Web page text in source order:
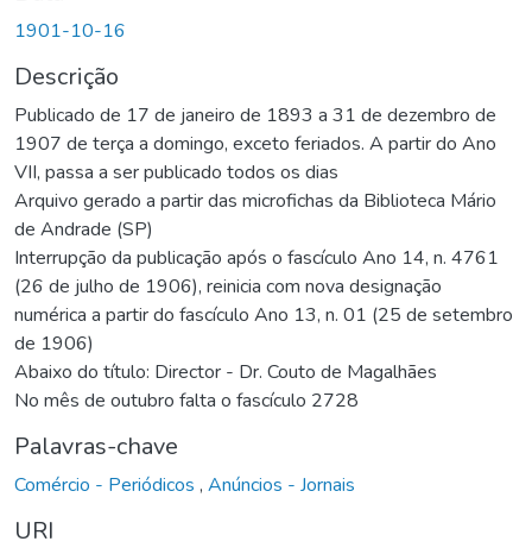
1901-10-16
Descrição
Publicado de 17 de janeiro de 1893 a 31 de dezembro de
1907 de terça a domingo, exceto feriados. A partir do Ano
VII, passa a ser publicado todos os dias
Arquivo gerado a partir das microfichas da Biblioteca Mário
de Andrade (SP)
Interrupção da publicação após o fascículo Ano 14, n. 4761
(26 de julho de 1906), reinicia com nova designação
numérica a partir do fascículo Ano 13, n. 01 (25 de setembro
de 1906)
Abaixo do título: Director - Dr. Couto de Magalhães
No mês de outubro falta o fascículo 2728
Palavras-chave
Comércio - Periódicos , Anúncios - Jornais
URI